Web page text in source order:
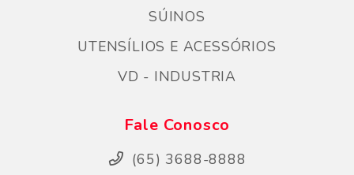
SÚINOS
UTENSÍLIOS E ACESSÓRIOS
VD - INDUSTRIA
Fale Conosco
(65) 3688-8888